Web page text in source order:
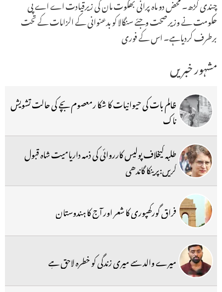
چندی گڑھ۔ محض دو ماہ پرانی بھگوت مان کی زیرقیادت اے اے پی
حکومت نے وزیر صحت وجئے سنگالا کو بدعنوانی کے الزامات کے تحت
برطرف کردیاہے۔ اس کے فوری
مشہور خبریں
ظالم بات کی حیوانیات کا شکا رمعصوم بچے کی حالت تشویش
ناک
طلبہ کیخلاف پولیس کارروائی کی ذمہ داریامیت شاہ قبول
کریں:پرینکا گاندھی
فراق گورکھپوری کا شعر اور آج کا ہندوستان
میرے والد سے میری زندگی کو خطرہ لاحق ہے